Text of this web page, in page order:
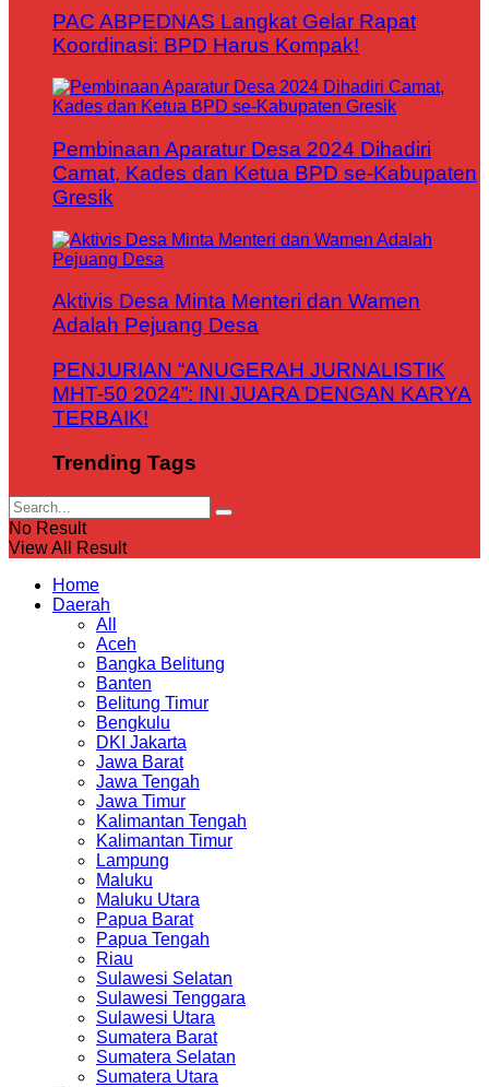
PAC ABPEDNAS Langkat Gelar Rapat
Koordinasi: BPD Harus Kompak!
Pembinaan Aparatur Desa 2024 Dihadiri
Camat, Kades dan Ketua BPD se-Kabupaten
Gresik
Aktivis Desa Minta Menteri dan Wamen
Adalah Pejuang Desa
PENJURIAN “ANUGERAH JURNALISTIK
MHT-50 2024”: INI JUARA DENGAN KARYA
TERBAIK!
Trending Tags
No Result
View All Result
Home
Daerah
All
Aceh
Bangka Belitung
Banten
Belitung Timur
Bengkulu
DKI Jakarta
Jawa Barat
Jawa Tengah
Jawa Timur
Kalimantan Tengah
Kalimantan Timur
Lampung
Maluku
Maluku Utara
Papua Barat
Papua Tengah
Riau
Sulawesi Selatan
Sulawesi Tenggara
Sulawesi Utara
Sumatera Barat
Sumatera Selatan
Sumatera Utara